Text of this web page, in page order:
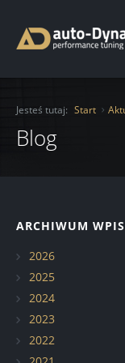
O Firmie
Serwis
Auto Detailing
Renowacja felg
Aktualności
Realizacje
Jesteś tutaj: Start
Blog
ARCHIWUM
2026
2025
2024
2023
2022